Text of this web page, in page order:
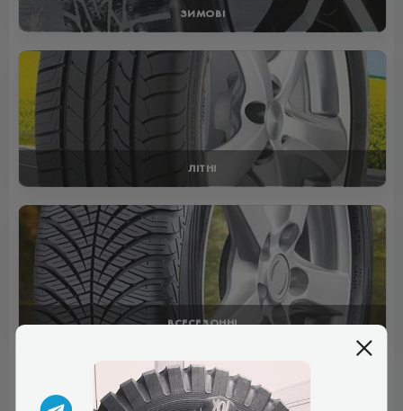
ЗИМОВІ
ЛІТНІ
ВСЕСЕЗОННІ
Відгуки (1)